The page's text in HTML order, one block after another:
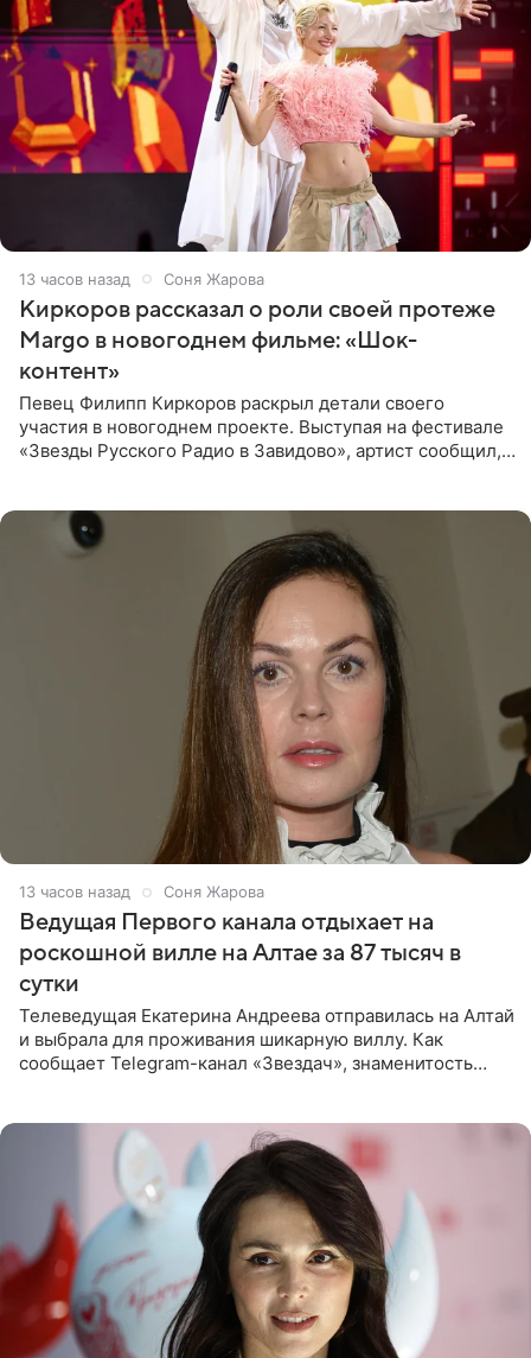
13 часов назад Соня Жарова
Киркоров рассказал о роли своей протеже
Margo в новогоднем фильме: «Шок-
контент»
Певец Филипп Киркоров раскрыл детали своего
участия в новогоднем проекте. Выступая на фестивале
«Звезды Русского Радио в Завидово», артист сообщил,
13 часов назад Соня Жарова
Ведущая Первого канала отдыхает на
роскошной вилле на Алтае за 87 тысяч в
сутки
Телеведущая Екатерина Андреева отправилась на Алтай
и выбрала для проживания шикарную виллу. Как
сообщает Telegram-канал «Звездач», знаменитость